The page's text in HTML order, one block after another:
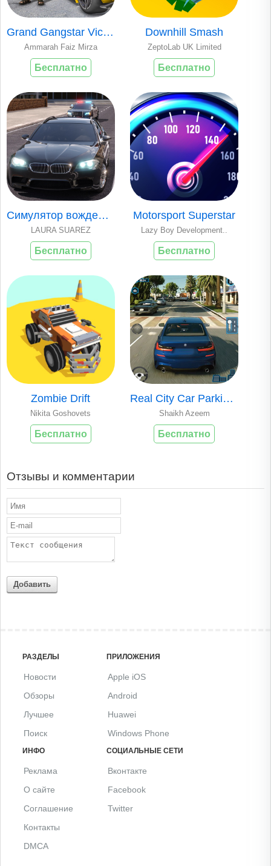
Grand Gangstar Vice Town Crime
Ammarah Faiz Mirza
Бесплатно
Downhill Smash
ZeptoLab UK Limited
Бесплатно
Симулятор вождения
LAURA SUAREZ
Бесплатно
Motorsport Superstar
Lazy Boy Development..
Бесплатно
Zombie Drift
Nikita Goshovets
Бесплатно
Real City Car Parking 2
Shaikh Azeem
Бесплатно
Отзывы и комментарии
Добавить
РАЗДЕЛЫ
Новости
Обзоры
Лучшее
Поиск
ПРИЛОЖЕНИЯ
Apple iOS
Android
Huawei
Windows Phone
ИНФО
Реклама
О сайте
Соглашение
Контакты
DMCA
СОЦИАЛЬНЫЕ СЕТИ
Вконтакте
Facebook
Twitter